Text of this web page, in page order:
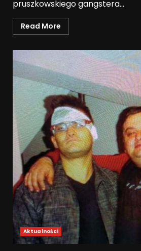
pruszkowskiego gangstera...
Read More
Aktualności